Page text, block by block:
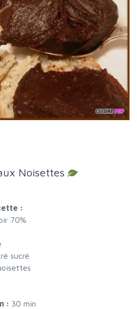
Noisettes
:
70%
sucré
: 30 min